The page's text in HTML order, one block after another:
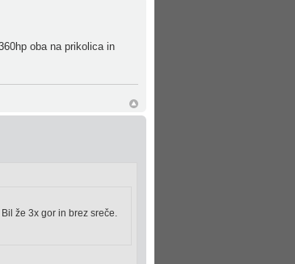
oba na prikolica in
že 3x gor in brez sreče.